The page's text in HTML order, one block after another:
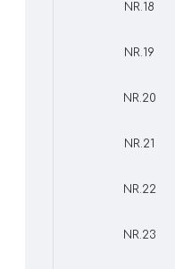
NR.18
NR.19
NR.20
NR.21
NR.22
NR.23